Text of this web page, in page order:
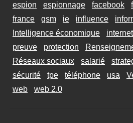
espion
espionnage facebook
france
gsm ie influence
Intelligence économique
internet
preuve
protection
Réseaux sociaux
salarié
sécurité
tpe téléphone usa
web
web 2.0